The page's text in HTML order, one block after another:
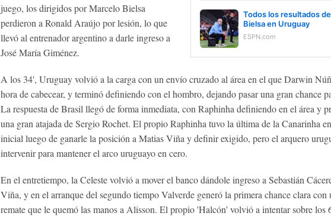
Todos los resultados
Bielsa en Uruguay
ESPN.com
juego, los dirigidos por Marcelo Bielsa
perdieron a Ronald Araújo por lesión, lo que
llevó al entrenador argentino a darle ingreso a
José María Giménez.
A los 34', Uruguay volvió a la carga con un envío cruzado al área en el que Darwin
hora de cabecear, y terminó definiendo con el hombro, dejando pasar una gran chance
La respuesta de Brasil llegó de forma inmediata, con Raphinha definiendo en el área y
una gran atajada de Sergio Rochet. El propio Raphinha tuvo la última de la Canarinha
inicial luego de ganarle la posición a Matias Viña y definir exigido, pero el arquero
intervenir para mantener el arco uruguayo en cero.
En el entretiempo, la Celeste volvió a mover el banco dándole ingreso a Sebastián
Viña, y en el arranque del segundo tiempo Valverde generó la primera chance clara con
remate que le quemó las manos a Alisson. El propio 'Halcón' volvió a intentar sobre los